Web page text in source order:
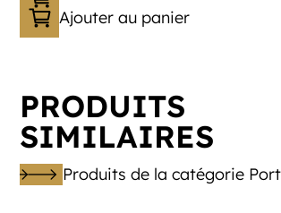
Ajouter au panier
PRODUITS
SIMILAIRES
Produits de la catégorie